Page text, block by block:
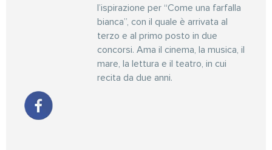
l’ispirazione per “Come una farfalla
bianca”, con il quale è arrivata al
terzo e al primo posto in due
concorsi. Ama il cinema, la musica, il
mare, la lettura e il teatro, in cui
recita da due anni.